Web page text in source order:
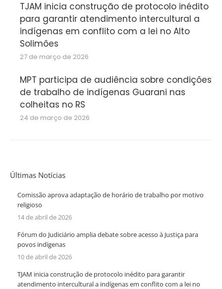
TJAM inicia construção de protocolo inédito
para garantir atendimento intercultural a
indígenas em conflito com a lei no Alto
Solimões
27 de março de 2026
MPT participa de audiência sobre condições
de trabalho de indígenas Guarani nas
colheitas no RS
24 de março de 2026
Últimas Notícias
Comissão aprova adaptação de horário de trabalho por motivo
religioso
14 de abril de 2026
Fórum do Judiciário amplia debate sobre acesso à Justiça para
povos indígenas
10 de abril de 2026
TJAM inicia construção de protocolo inédito para garantir
atendimento intercultural a indígenas em conflito com a lei no